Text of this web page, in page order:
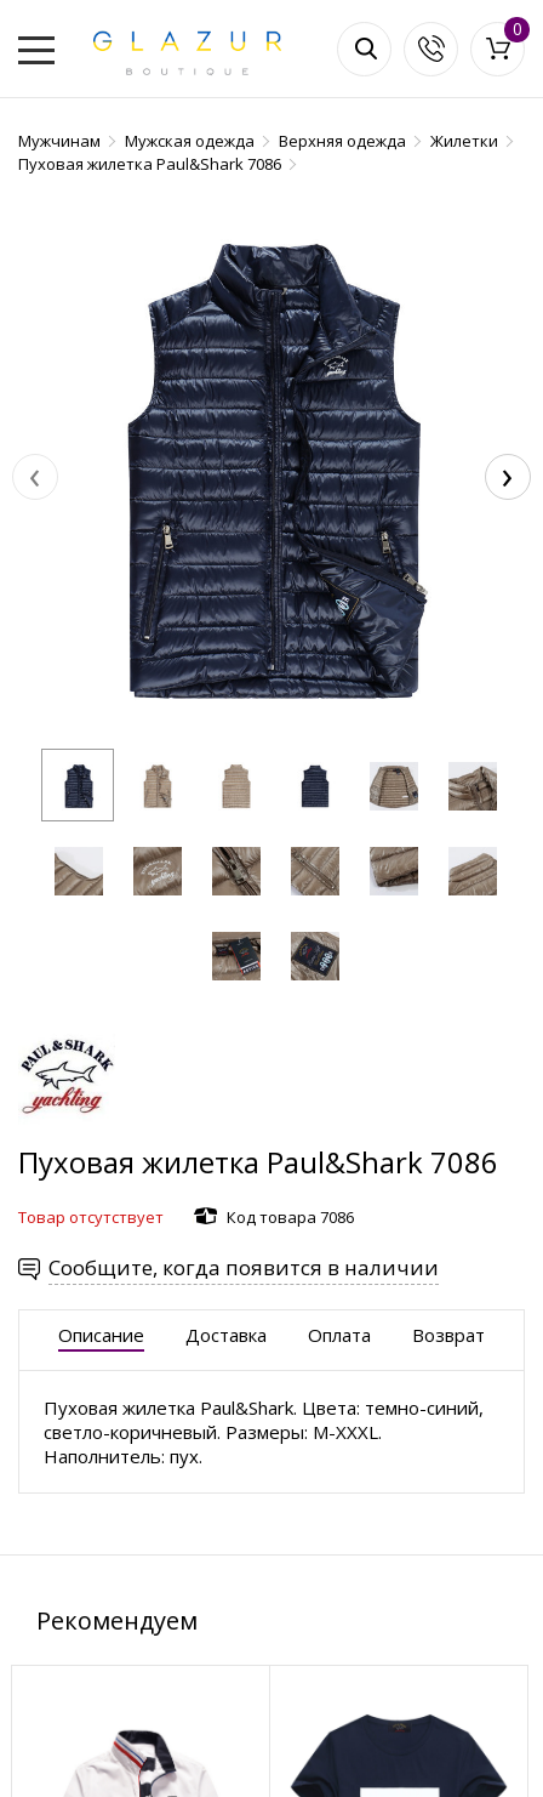
0
Мужчинам Мужская одежда Верхняя одежда
Жилетки
Пуховая жилетка Paul&Shark 7086
‹ ›
Пуховая жилетка Paul&Shark 7086
Товар отсутствует Код товара 7086
Сообщите, когда появится в наличии
Описание Доставка Оплата Возврат
Пуховая жилетка Paul&Shark. Цвета: темно-синий,
светло-коричневый. Размеры: M-XXXL.
Наполнитель: пух.
Рекомендуем